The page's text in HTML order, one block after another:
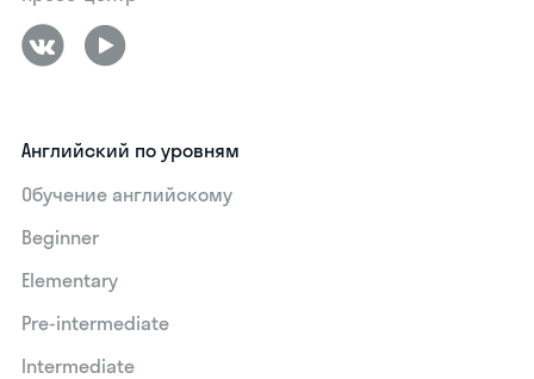
Английский по уровням
Обучение английскому
Beginner
Elementary
Pre-intermediate
Intermediate